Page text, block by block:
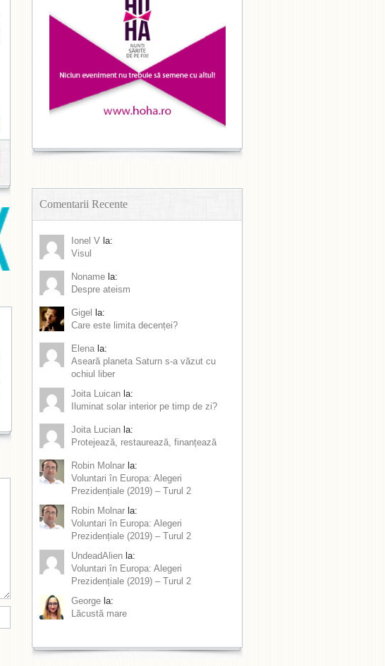
Comentarii Recente
Ionel V la:
Visul
Noname la:
Despre ateism
Gigel
la:
Care este limita decenței?
Elena la:
Aseară planeta Saturn s-a văzut cu
ochiul liber
Joita Luican la:
Iluminat solar interior pe timp de zi?
Joita Lucian la:
Protejează, restaurează, finanțează
Robin Molnar la:
Voluntari în Europa: Alegeri
Prezidențiale (2019) – Turul 2
Robin Molnar la:
Voluntari în Europa: Alegeri
Prezidențiale (2019) – Turul 2
UndeadAlien la:
Voluntari în Europa: Alegeri
Prezidențiale (2019) – Turul 2
George la:
Lăcustă mare